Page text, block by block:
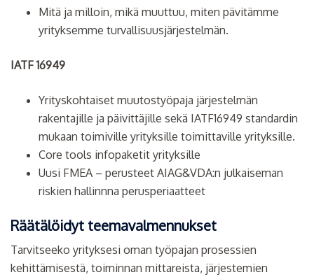
Mitä ja milloin, mikä muuttuu, miten pävitämme
yrityksemme turvallisuusjärjestelmän.
IATF 16949
Yrityskohtaiset muutostyöpaja järjestelmän
rakentajille ja päivittäjille sekä IATF16949 standardin
mukaan toimiville yrityksille toimittaville yrityksille.
Core tools infopaketit yrityksille
Uusi FMEA – perusteet AIAG&VDA:n julkaiseman
riskien hallinnna perusperiaatteet
Räätälöidyt teemavalmennukset
Tarvitseeko yrityksesi oman työpajan prosessien
kehittämisestä, toiminnan mittareista, järjestemien